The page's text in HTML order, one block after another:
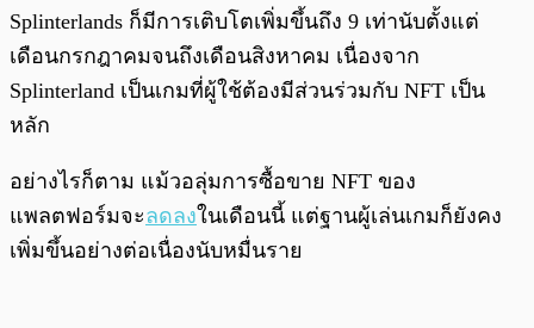
Splinterlands ก็มีการเติบโตเพิ่มขึ้นถึง 9 เท่านับตั้งแต่
เดือนกรกฎาคมจนถึงเดือนสิงหาคม เนื่องจาก
Splinterland เป็นเกมที่ผู้ใช้ต้องมีส่วนร่วมกับ NFT เป็น
หลัก
อย่างไรก็ตาม แม้วอลุ่มการซื้อขาย NFT ของ
แพลตฟอร์มจะลดลงในเดือนนี้ แต่ฐานผู้เล่นเกมก็ยังคง
เพิ่มขึ้นอย่างต่อเนื่องนับหมื่นราย